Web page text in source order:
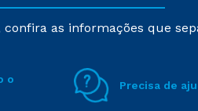
as informações que
o
Precisa de